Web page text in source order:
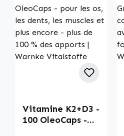
Vitamine K2+D3 -
100 OleoCaps -